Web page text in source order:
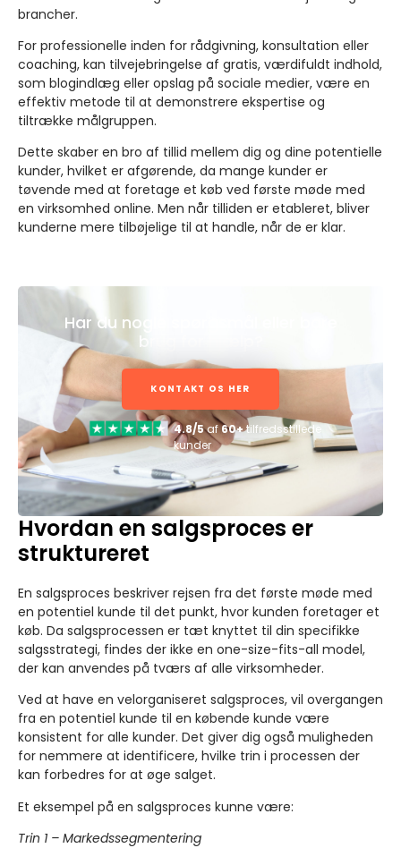
brancher.
For professionelle inden for rådgivning, konsultation eller
coaching, kan tilvejebringelse af gratis, værdifuldt indhold,
som blogindlæg eller opslag på sociale medier, være en
effektiv metode til at demonstrere ekspertise og
tiltrække målgruppen.
Dette skaber en bro af tillid mellem dig og dine potentielle
kunder, hvilket er afgørende, da mange kunder er
tøvende med at foretage et køb ved første møde med
en virksomhed online. Men når tilliden er etableret, bliver
kunderne mere tilbøjelige til at handle, når de er klar.
Har du nogle spørgsmål eller bare
brug for hjælp?
KONTAKT OS HER
4.8/5af60+tilfredsstillede
kunder
Hvordan en salgsproces er
struktureret
En salgsproces beskriver rejsen fra det første møde med
en potentiel kunde til det punkt, hvor kunden foretager et
køb. Da salgsprocessen er tæt knyttet til din specifikke
salgsstrategi, findes der ikke en one-size-fits-all model,
der kan anvendes på tværs af alle virksomheder.
Ved at have en velorganiseret salgsproces, vil overgangen
fra en potentiel kunde til en købende kunde være
konsistent for alle kunder. Det giver dig også muligheden
for nemmere at identificere, hvilke trin i processen der
kan forbedres for at øge salget.
Et eksempel på en salgsproces kunne være:
Trin 1 – Markedssegmentering